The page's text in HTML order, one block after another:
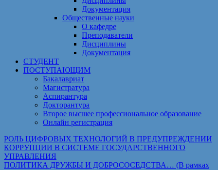
Документация
Общественные науки
О кафедре
Преподаватели
Дисциплины
Документация
СТУДЕНТ
ПОСТУПАЮЩИМ
Бакалавриат
Магистратура
Аспирантура
Докторантура
Второе высшее профессиональное образование
Онлайн регистрация
РОЛЬ ЦИФРОВЫХ ТЕХНОЛОГИЙ В ПРЕДУПРЕЖДЕНИИ
КОРРУПЦИИ В СИСТЕМЕ ГОСУДАРСТВЕННОГО
УПРАВЛЕНИЯ
ПОЛИТИКА ДРУЖБЫ И ДОБРОСОСЕДСТВА… (В рамках